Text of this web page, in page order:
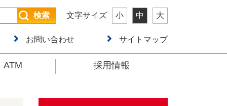
検索 文字サイズ 小 中 大
お問い合わせ サイトマップ
ATM 採用情報